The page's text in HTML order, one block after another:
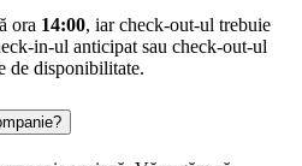
ora 14:00, iar check-out-ul trebuie
in-ul anticipat sau check-out-ul
de disponibilitate.